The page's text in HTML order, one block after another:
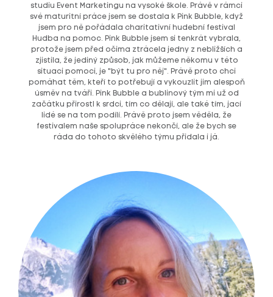
CHCI
POMOCI
studiu Event Marketingu na vysoké škole. Právě v rámci
své maturitní práce jsem se dostala k Pink Bubble, když
jsem pro ně pořádala charitativní hudební festival
Hudba na pomoc. Pink Bubble jsem si tenkrát vybrala,
protože jsem před očima ztrácela jedny z nebližších a
zjistila, že jediný způsob, jak můžeme někomu v této
situaci pomoci, je "být tu pro něj". Právě proto chci
pomáhat těm, kteří to potřebují a vykouzlit jim alespoň
úsměv na tváři. Pink Bubble a bublinový tým mi už od
začátku přirostl k srdci, tím co dělají, ale také tím, jací
lidé se na tom podílí. Právě proto jsem věděla, že
festivalem naše spolupráce nekončí, ale že bych se
ráda do tohoto skvělého týmu přidala i já.